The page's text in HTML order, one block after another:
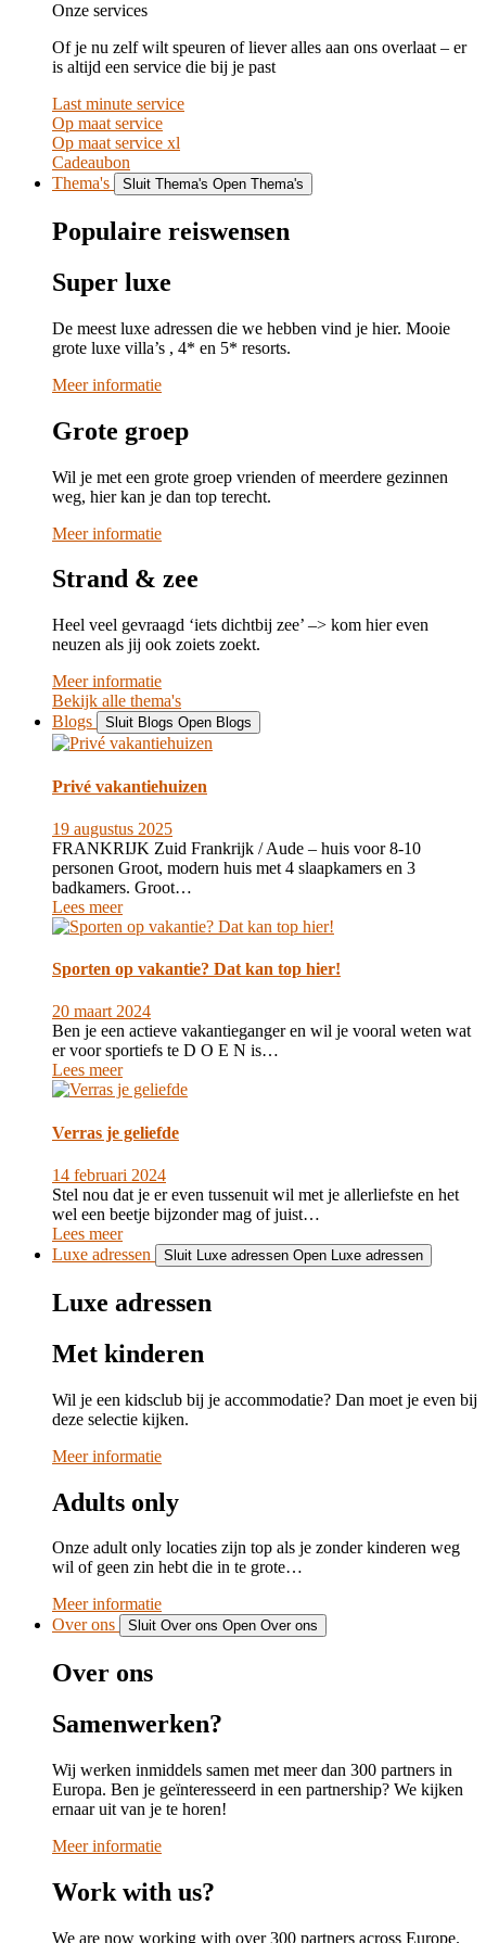
Onze services
Of je nu zelf wilt speuren of liever alles aan ons overlaat – er
is altijd een service die bij je past
Last minute service
Op maat service
Op maat service xl
Cadeaubon
Thema's
Sluit Thema's Open Thema's
Populaire reiswensen
Super luxe
De meest luxe adressen die we hebben vind je hier. Mooie
grote luxe villa’s , 4* en 5* resorts.
Meer informatie
Grote groep
Wil je met een grote groep vrienden of meerdere gezinnen
weg, hier kan je dan top terecht.
Meer informatie
Strand & zee
Heel veel gevraagd ‘iets dichtbij zee’ –> kom hier even
neuzen als jij ook zoiets zoekt.
Meer informatie
Bekijk alle thema's
Blogs
Sluit Blogs Open Blogs
Privé vakantiehuizen
19 augustus 2025
FRANKRIJK Zuid Frankrijk / Aude – huis voor 8-10
personen Groot, modern huis met 4 slaapkamers en 3
badkamers. Groot…
Lees meer
Sporten op vakantie? Dat kan top hier!
20 maart 2024
Ben je een actieve vakantieganger en wil je vooral weten wat
er voor sportiefs te D O E N is…
Lees meer
Verras je geliefde
14 februari 2024
Stel nou dat je er even tussenuit wil met je allerliefste en het
wel een beetje bijzonder mag of juist…
Lees meer
Luxe adressen
Sluit Luxe adressen Open Luxe adressen
Luxe adressen
Met kinderen
Wil je een kidsclub bij je accommodatie? Dan moet je even bij
deze selectie kijken.
Meer informatie
Adults only
Onze adult only locaties zijn top als je zonder kinderen weg
wil of geen zin hebt die in te grote…
Meer informatie
Over ons
Sluit Over ons Open Over ons
Over ons
Samenwerken?
Wij werken inmiddels samen met meer dan 300 partners in
Europa. Ben je geïnteresseerd in een partnership? We kijken
ernaar uit van je te horen!
Meer informatie
Work with us?
We are now working with over 300 partners across Europe.